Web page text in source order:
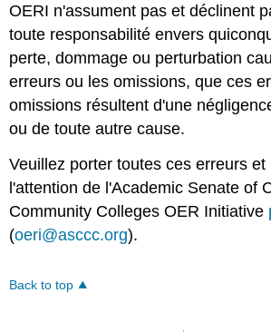
OERI n'assument pas et déclinent
toute responsabilité envers
perte, dommage ou perturbation
erreurs ou les omissions, que ces
omissions résultent d'une
ou de toute autre cause.
Veuillez porter toutes ces erreurs
l'attention de l'Academic Senate of
Community Colleges OER Initiative
(oeri@asccc.org).
Back to top